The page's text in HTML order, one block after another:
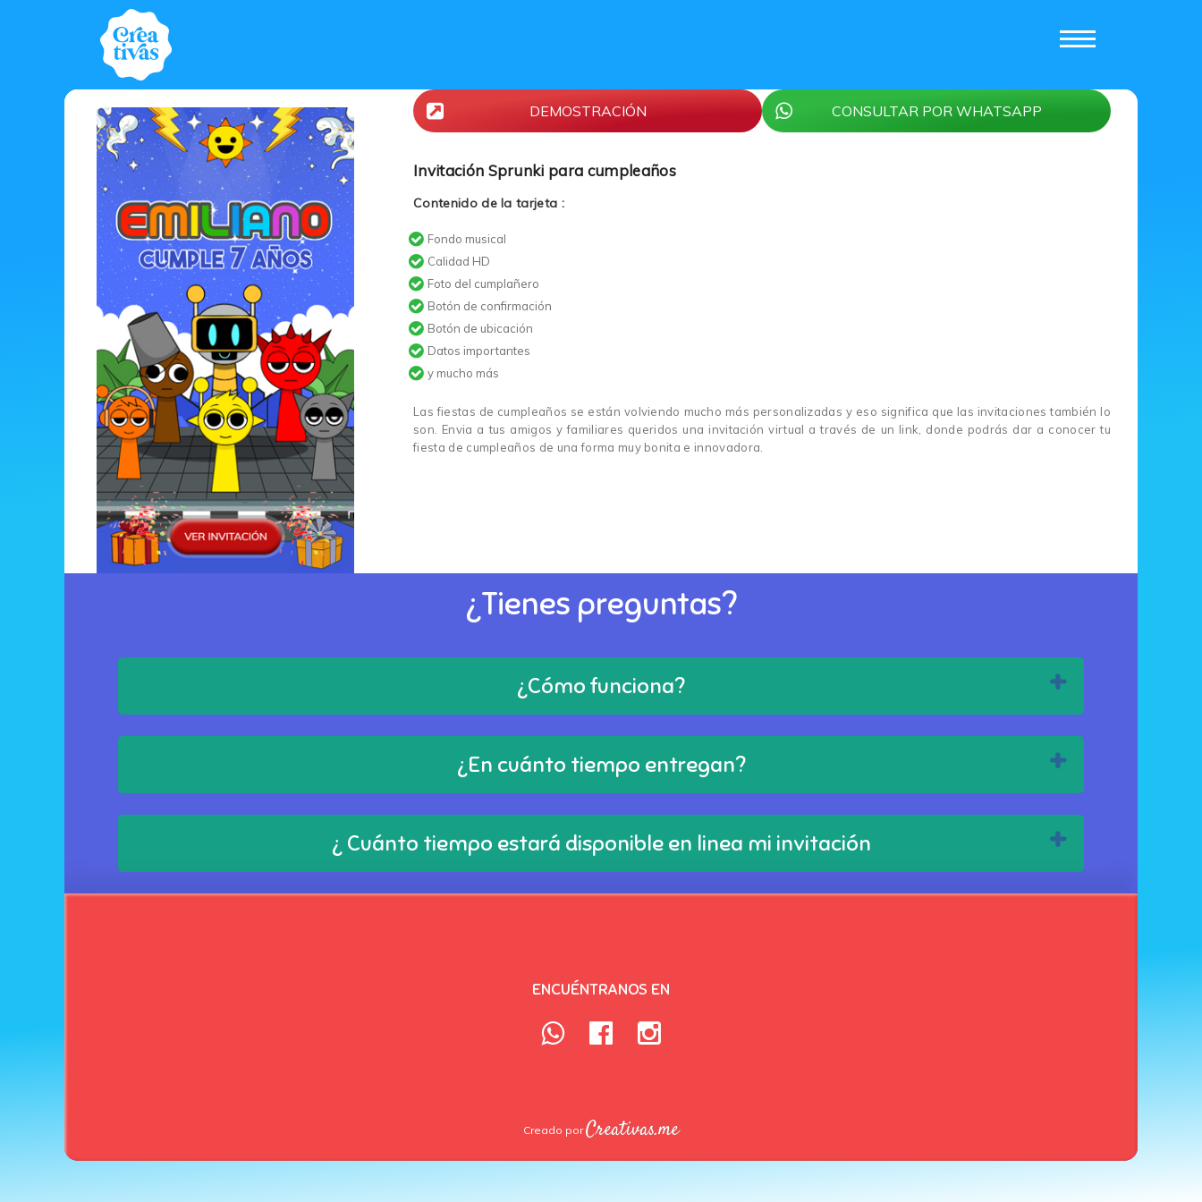
Invitación Sprunki para cumpleaños
Contenido de la tarjeta :
Fondo musical
Calidad HD
Foto del cumplañero
Botón de confirmación
Botón de ubicación
Datos importantes
y mucho más
Las fiestas de cumpleaños se están volviendo mucho más personalizadas y eso significa que las invitaciones también lo
son. Envia a tus amigos y familiares queridos una invitación virtual a través de un link, donde podrás dar a conocer tu
fiesta de cumpleaños de una forma muy bonita e innovadora.
DEMOSTRACIÓN CONSULTAR POR WHATSAPP
¿Tienes preguntas?
¿Cómo funciona?
¿En cuánto tiempo entregan?
¿ Cuánto tiempo estará disponible en linea mi invitación
ENCUÉNTRANOS EN
Creado porCreativas.me
Home